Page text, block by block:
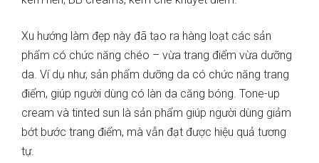
Xu hướng làm đẹp này đã tạo ra hàng loạt các sản
phẩm có chức năng chéo – vừa trang điểm vừa dưỡng
da. Ví dụ như, sản phẩm dưỡng da có chức năng trang
điểm, giúp người dùng có làn da căng bóng. Tone-up
cream và tinted sun là sản phẩm giúp người dùng giảm
bớt bước trang điểm, mà vẫn đạt được hiệu quả tương
tự.